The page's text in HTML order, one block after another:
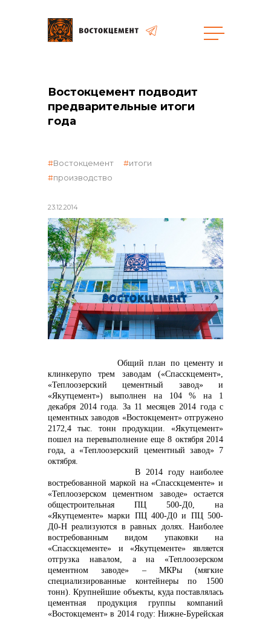
общая информация
объявленные закупки
реализация неликвидов
контакты отдела закупок
Контакты
+7 (423) 234 50 50
info@vostokcement.ru
Востокцемент подводит
предварительные итоги
года
23.12.2014
Востокцемент
итоги
производство
Общий план по цементу и
клинкерупо трем заводам («Спасскцемент»,
«Теплоозерский цементный завод» и
«Якутцемент») выполнен на 104 % на 1
декабря 2014 года. За 11 месяцев 2014 года с
цементных заводов «Востокцемент» отгружено
2172,4 тыс. тонн продукции. «Якутцемент»
пошел на перевыполнение еще 8 октября 2014
года, а «Теплоозерский цементный завод» 7
октября.
В 2014 году наиболее
востребованной маркой на «Спасскцементе» и
«Теплоозерском цементном заводе» остается
общестроительная ПЦ 500-Д0, на
«Якутцементe» марки ПЦ 400-Д0 и ПЦ 500-
Д0-Н реализуются в равных долях. Наиболее
востребованным видом упаковки на
«Спасскцементе» и «Якутцементе» является
отгрузка навалом, а на «Теплоозерском
цементном заводе» – МКРы (мягкие
специализированные контейнеры по 1500
тонн). Крупнейшие объекты, куда поставлялась
цементная продукция группы компаний
«Востокцемент» в 2014 году: Нижне-Бурейская